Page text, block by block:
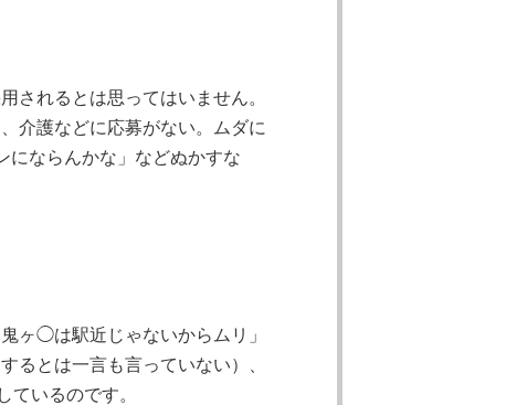
されるとは思ってはいません。
介護などに応募がない。ムダに
にならんかな」などぬかすな
ヶ◯は駅近じゃないからムリ」
るとは一言も言っていない）、
ているのです。